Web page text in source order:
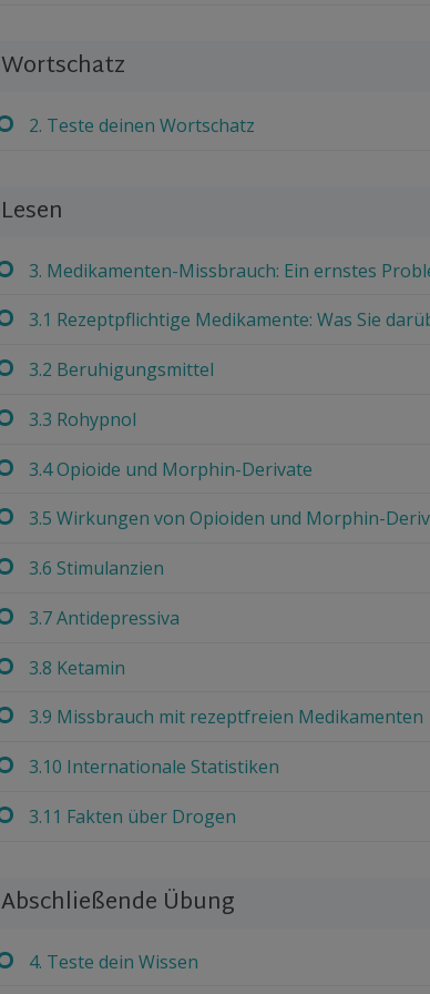
Wortschatz
2. Teste deinen Wortschatz
Lesen
3. Medikamenten-Missbrauch: Ein ernstes
3.1 Rezeptpflichtige Medikamente: Was Sie
3.2 Beruhigungsmittel
3.3 Rohypnol
3.4 Opioide und Morphin-Derivate
3.5 Wirkungen von Opioiden und Morphin-
3.6 Stimulanzien
3.7 Antidepressiva
3.8 Ketamin
3.9 Missbrauch mit rezeptfreien Medikamenten
3.10 Internationale Statistiken
3.11 Fakten über Drogen
Abschließende Übung
4. Teste dein Wissen